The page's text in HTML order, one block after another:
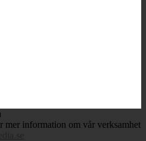
mer information om vår verksamhet